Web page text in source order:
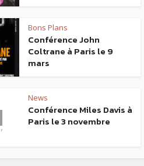
Bons Plans
Conférence John
Coltrane à Paris le 9
mars
News
Conférence Miles Davis à
Paris le 3 novembre